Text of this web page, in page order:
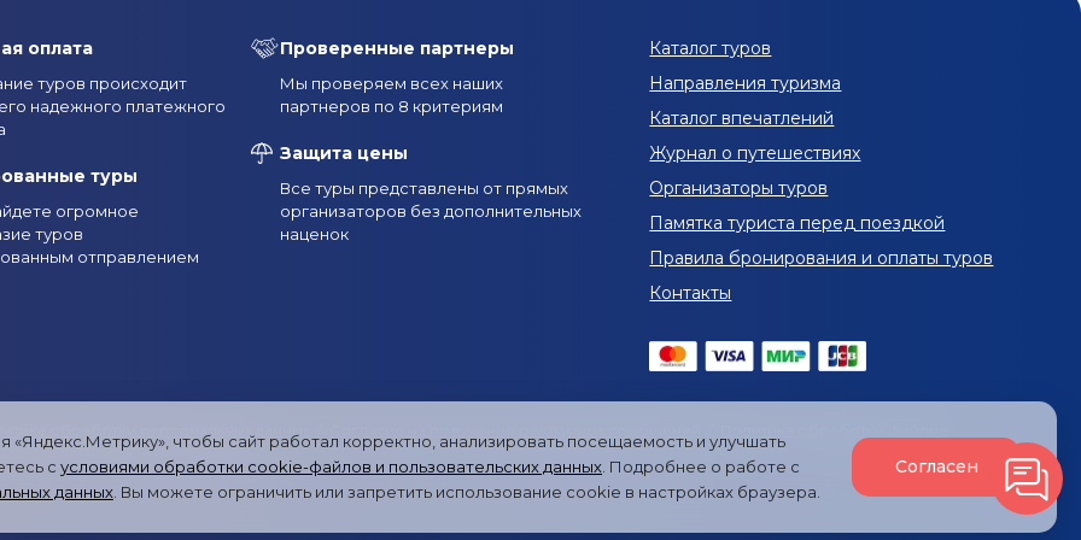
чтобы сайт работал корректно, анализировать посещаемость и улучшать
с условиями обработки cookie-файлов и пользовательских данных . Подробнее о работе с
данных . Вы можете ограничить или запретить использование cookie в настройках браузера.
Согласен
Туры в Архыз в декабре Экскурсионные туры в Архыз из Пятигорска
туры в Архыз из Ессентуков Экскурсионные туры в Архыз из Железноводска
Экскурсионные туры в Архыз из Ставрополя Экскурсионные туры в Архыз из Краснодара
из Москвы Горнолыжные туры в Архыз из Санкт-Петербурга Горнолыжные туры в Архыз из Краснодара
Авторские туры в Архыз
оплата
туров происходит
надежного платежного
туры
огромное
туров
отправлением
Проверенные партнеры
Мы проверяем всех наших
партнеров по 8 критериям
Защита цены
Все туры представлены от прямых
организаторов без дополнительных
наценок
Каталог туров
Направления туризма
Каталог впечатлений
Журнал о путешествиях
Организаторы туров
Памятка туриста перед поездкой
Правила бронирования и оплаты туров
Контакты
обработки персональных данных
данных/Карта сайта